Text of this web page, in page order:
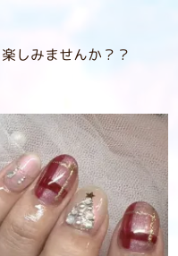
しみませんか？？